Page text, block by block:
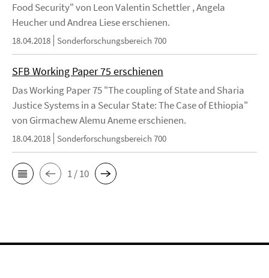
Food Security" von Leon Valentin Schettler , Angela
Heucher und Andrea Liese erschienen.
18.04.2018 Sonderforschungsbereich 700
SFB Working Paper 75 erschienen
Das Working Paper 75 "The coupling of State and Sharia
Justice Systems in a Secular State: The Case of Ethiopia"
von Girmachew Alemu Aneme erschienen.
18.04.2018 Sonderforschungsbereich 700
1 / 10